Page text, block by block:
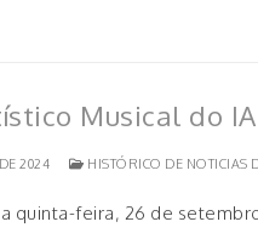
Musical do
2024 HISTÓRICO DE NOTICIAS
quinta-feira, 26 de